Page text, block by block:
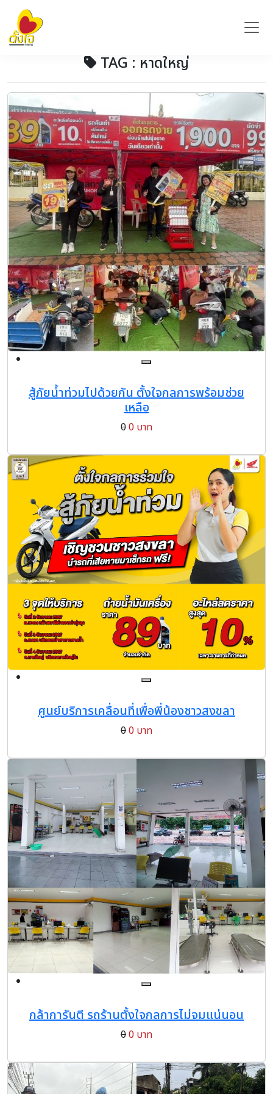
TAG : หาดใหญ่
สู้ภัยน้ำท่วมไปด้วยกัน ตั้งใจกลการพร้อมช่วย
เหลือ
00 บาท
ศูนย์บริการเคลื่อนที่เพื่อพี่น้องชาวสงขลา
00 บาท
กล้าการันตี รถร้านตั้งใจกลการไม่จมแน่นอน
00 บาท